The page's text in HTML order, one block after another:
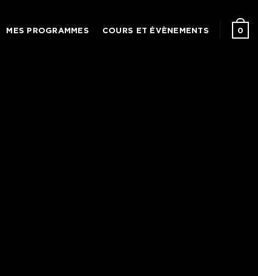
MES PROGRAMMES COURS ET ÉVÈNEMENTS 0